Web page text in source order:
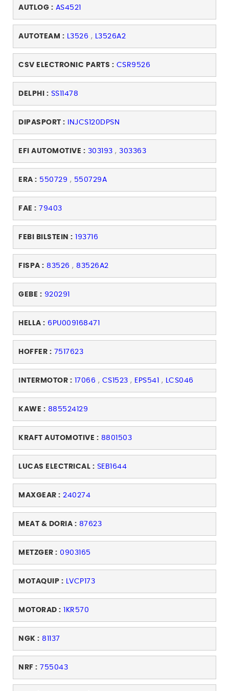
AUTLOG : AS4521
AUTOTEAM : L3526 , L3526A2
CSV ELECTRONIC PARTS : CSR9526
DELPHI : SS11478
DIPASPORT : INJCS120DPSN
EFI AUTOMOTIVE : 303193 , 303363
ERA : 550729 , 550729A
FAE : 79403
FEBI BILSTEIN : 193716
FISPA : 83526 , 83526A2
GEBE : 920291
HELLA : 6PU009168471
HOFFER : 7517623
INTERMOTOR : 17066 , CS1523 , EPS541 , LCS046
KAWE : 885524129
KRAFT AUTOMOTIVE : 8801503
LUCAS ELECTRICAL : SEB1644
MAXGEAR : 240274
MEAT & DORIA : 87623
METZGER : 0903165
MOTAQUIP : LVCP173
MOTORAD : 1KR570
NGK : 81137
NRF : 755043